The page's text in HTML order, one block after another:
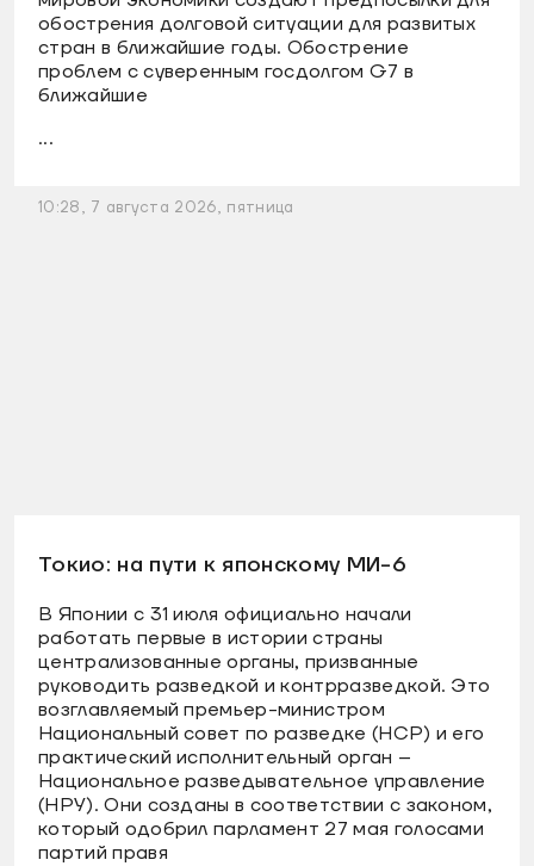
обострения долговой ситуации для развитых
стран в ближайшие годы. Обострение
проблем с суверенным госдолгом G7 в
ближайшие
...
10:28, 7 августа 2026, пятница
Токио: на пути к японскому МИ-6
В Японии с 31 июля официально начали
работать первые в истории страны
централизованные органы, призванные
руководить разведкой и контрразведкой. Это
возглавляемый премьер-министром
Национальный совет по разведке (НСР) и его
практический исполнительный орган –
Национальное разведывательное управление
(НРУ). Они созданы в соответствии с законом,
который одобрил парламент 27 мая голосами
партий правя